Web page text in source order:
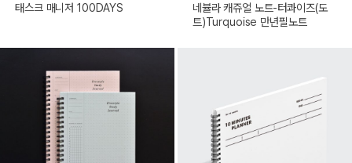
태스크 매니저 100DAYS
네뷸라 캐쥬얼 노트-터콰이즈(도
트)Turquoise 만년필노트